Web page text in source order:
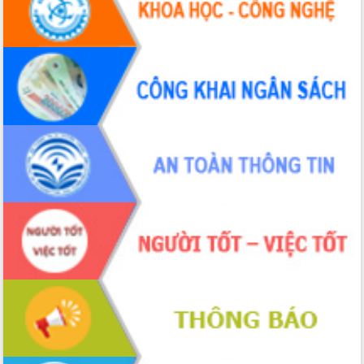
Hội thảo khoa học “Giải pháp thúc đẩy
phát triển nền kinh tế xanh tại tỉnh
Đắk Lắk”
Tăng cường giám sát, đôn đốc thực
hiện nhiệm vụ quản lý tài sản công
hàng tuần
Tháo gỡ những vướng mắc, đẩy mạnh
công tác cải cách thủ tục hành chính
tại Trung tâm Phục vụ hành chính
công tỉnh
Đắk Lắk: Tôn vinh 46 giải pháp tại Hội
thi Sáng tạo Kỹ thuật 2024 - 2025
Đắk Lắk rà soát, điều chỉnh Đề án 190
về phát triển nuôi trồng thủy sản
Phó Chủ tịch UBND tỉnh Đắk Lắk
Trương Công Thái kiểm tra thực địa
Dự án cao tốc Khánh Hòa - Buôn Ma
Thuột
Định vị cà phê Việt Nam như một “di
sản sống” trong dòng chảy toàn cầu